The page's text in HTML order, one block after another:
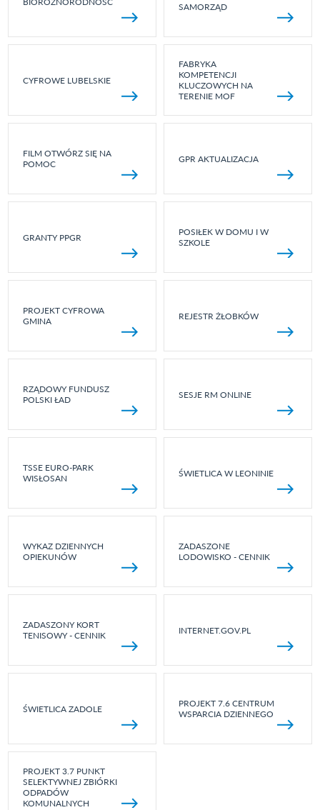
SAMORZĄD
CYFROWE LUBELSKIE
FABRYKA
KOMPETENCJI
KLUCZOWYCH NA
TERENIE MOF
FILM OTWÓRZ SIĘ NA
POMOC
GPR AKTUALIZACJA
GRANTY PPGR
POSIŁEK W DOMU I W
SZKOLE
PROJEKT CYFROWA
GMINA
REJESTR ŻŁOBKÓW
RZĄDOWY FUNDUSZ
POLSKI ŁAD
SESJE RM ONLINE
TSSE EURO-PARK
WISŁOSAN
ŚWIETLICA W LEONINIE
WYKAZ DZIENNYCH
OPIEKUNÓW
ZADASZONE
LODOWISKO - CENNIK
ZADASZONY KORT
TENISOWY - CENNIK
INTERNET.GOV.PL
ŚWIETLICA ZADOLE
PROJEKT 7.6 CENTRUM
WSPARCIA DZIENNEGO
PROJEKT 3.7 PUNKT
SELEKTYWNEJ ZBIÓRKI
ODPADÓW
KOMUNALNYCH